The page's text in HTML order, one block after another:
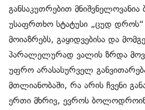
განსაკუთრებით
უსაფრთხო სტატუსი „ცუდ
მოიაზრებს, გაყიდვებისა და
პარალელურად ვალის ზრდა
უფრო არასასურველ
მთლიანობაში, რა არის ჩვენი
ერთი მხრივ, ევროს